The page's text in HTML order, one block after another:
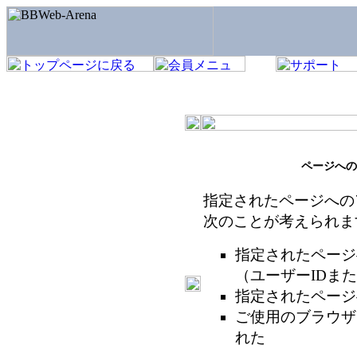
ページへ
指定されたページへ
次のことが考えられ
指定されたペー
（ユーザーIDま
指定されたペー
ご使用のブラウ
れた